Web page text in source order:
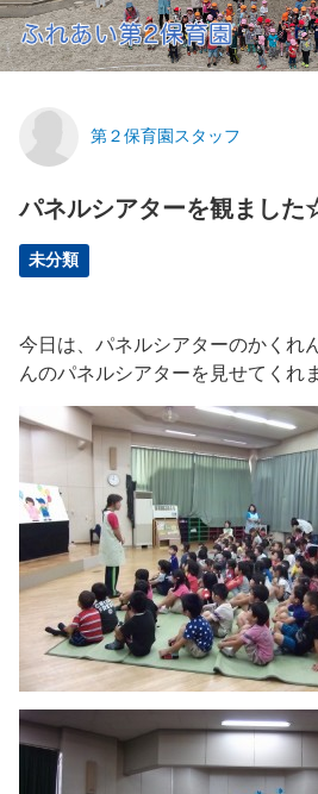
第２保育園スタッフ
パネルシアターを観まし
未分類
今日は、パネルシアターのかくれ
んのパネルシアターを見せてくれ